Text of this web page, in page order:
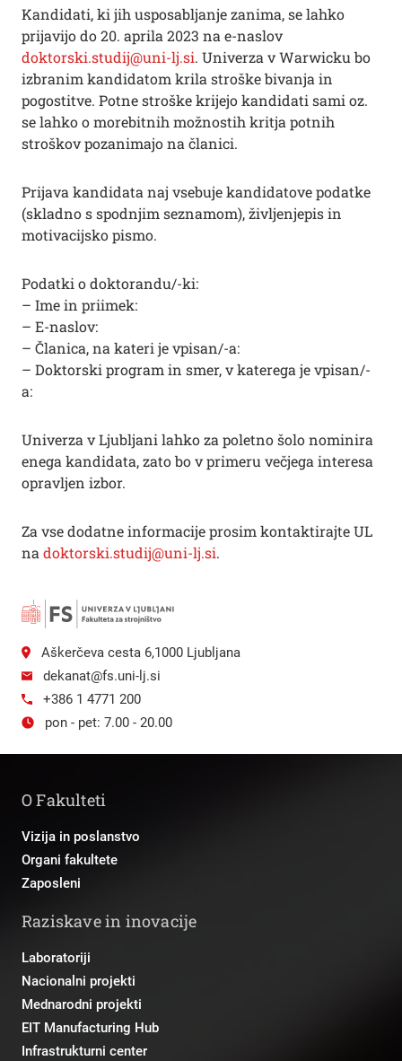
Kandidati, ki jih usposabljanje zanima, se lahko
prijavijo do 20. aprila 2023 na e-naslov
doktorski.studij@uni-lj.si. Univerza v Warwicku bo
izbranim kandidatom krila stroške bivanja in
pogostitve. Potne stroške krijejo kandidati sami oz.
se lahko o morebitnih možnostih kritja potnih
stroškov pozanimajo na članici.
Prijava kandidata naj vsebuje kandidatove podatke
(skladno s spodnjim seznamom), življenjepis in
motivacijsko pismo.
Podatki o doktorandu/-ki:
– Ime in priimek:
– E-naslov:
– Članica, na kateri je vpisan/-a:
– Doktorski program in smer, v katerega je vpisan/-
a:
Univerza v Ljubljani lahko za poletno šolo nominira
enega kandidata, zato bo v primeru večjega interesa
opravljen izbor.
Za vse dodatne informacije prosim kontaktirajte UL
na doktorski.studij@uni-lj.si.
Aškerčeva cesta 6,1000 Ljubljana
dekanat@fs.uni-lj.si
+386 1 4771 200
pon - pet: 7.00 - 20.00
O Fakulteti
Vizija in poslanstvo
Organi fakultete
Zaposleni
Raziskave in inovacije
Laboratoriji
Nacionalni projekti
Mednarodni projekti
EIT Manufacturing Hub
Infrastrukturni center